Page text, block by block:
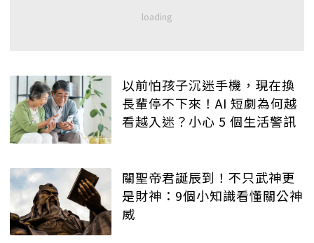
以前怕孩子沉迷手機，現在換
長輩停不下來！AI 短劇為何越
看越入迷？小心 5 個生活警訊
關聖帝君誕辰到！不只武神更
是財神：9個小知識看懂關公神
威